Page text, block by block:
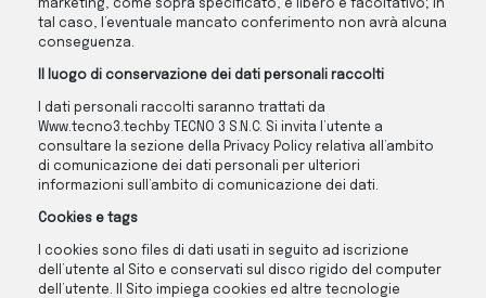
marketing, come sopra specificato, è libero e facoltativo; in
tal caso, l’eventuale mancato conferimento non avrà alcuna
conseguenza.
Il luogo di conservazione dei dati personali raccolti
I dati personali raccolti saranno trattati da
Www.tecno3.techby TECNO 3 S.N.C. Si invita l’utente a
consultare la sezione della Privacy Policy relativa all’ambito
di comunicazione dei dati personali per ulteriori
informazioni sull’ambito di comunicazione dei dati.
Cookies e tags
I cookies sono files di dati usati in seguito ad iscrizione
dell’utente al Sito e conservati sul disco rigido del computer
dell’utente. Il Sito impiega cookies ed altre tecnologie